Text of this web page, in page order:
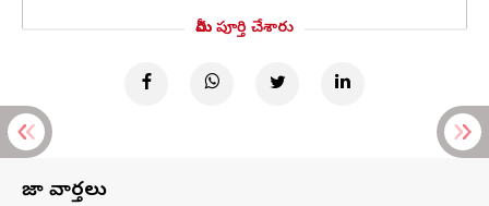
మీరు పూర్తి చేశారు
తాజా వార్తలు